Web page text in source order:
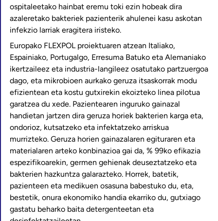
ospitaleetako hainbat eremu toki ezin hobeak dira
azaleretako bakteriek pazienterik ahulenei kasu askotan
infekzio larriak eragitera iristeko.
Europako FLEXPOL proiektuaren atzean Italiako,
Espainiako, Portugalgo, Erresuma Batuko eta Alemaniako
ikertzaileez eta industria-langileez osatutako partzuergoa
dago, eta mikrobioen aurkako geruza itsaskorrak modu
efizientean eta kostu gutxirekin ekoizteko linea pilotua
garatzea du xede. Pazientearen inguruko gainazal
handietan jartzen dira geruza horiek bakterien karga eta,
ondorioz, kutsatzeko eta infektatzeko arriskua
murrizteko. Geruza horien gainazalaren egituraren eta
materialaren arteko konbinazioa gai da, % 99ko efikazia
espezifikoarekin, germen gehienak deuseztatzeko eta
bakterien hazkuntza galarazteko. Horrek, batetik,
pazienteen eta medikuen osasuna babestuko du, eta,
bestetik, onura ekonomiko handia ekarriko du, gutxiago
gastatu beharko baita detergenteetan eta